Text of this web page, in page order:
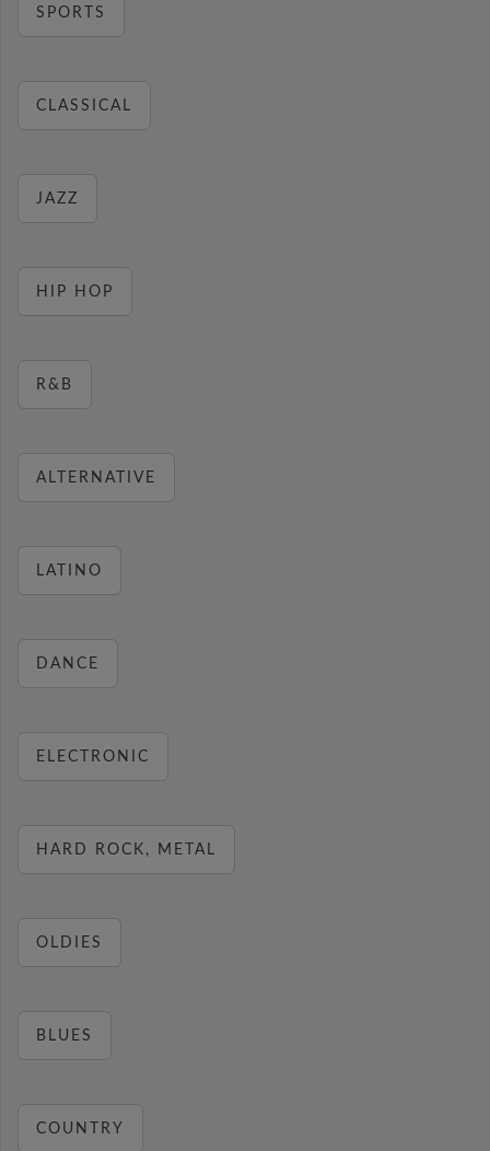
SPORTS
CLASSICAL
JAZZ
HIP HOP
R&B
ALTERNATIVE
LATINO
DANCE
ELECTRONIC
HARD ROCK, METAL
OLDIES
BLUES
COUNTRY